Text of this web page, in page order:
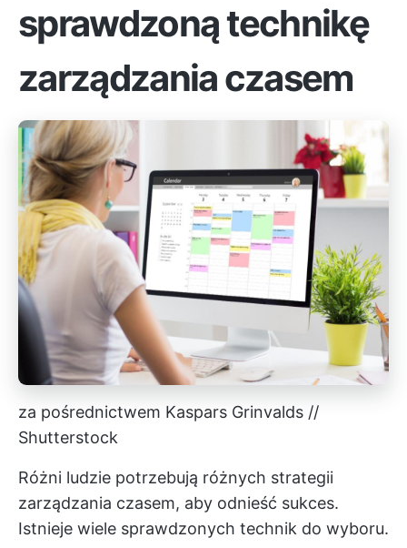
sprawdzoną technikę
zarządzania czasem
za pośrednictwem Kaspars Grinvalds //
Shutterstock
Różni ludzie potrzebują różnych strategii
zarządzania czasem, aby odnieść sukces.
Istnieje wiele sprawdzonych technik do wyboru.